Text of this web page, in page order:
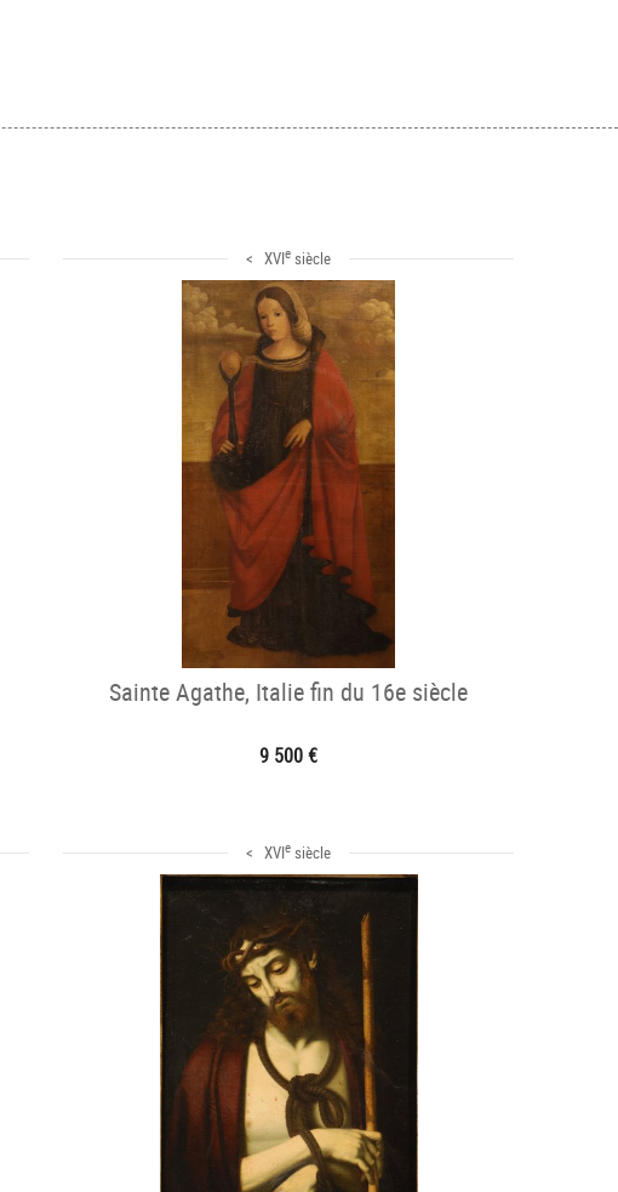
< XVIe siècle
Sainte Agathe, Italie fin du 16e siècle
9 500 €
< XVIe siècle